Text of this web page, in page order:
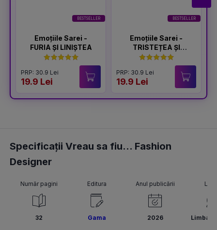
BESTSELLER
Emoțiile Sarei -
FURIA ȘI LINIȘTEA
PRP: 30.9 Lei
19.9 Lei
BESTSELLER
Emoțiile Sarei -
TRISTEȚEA ȘI
BUCURIA
PRP: 30.9 Lei
19.9 Lei
Specificații Vreau sa fiu... Fashion
Designer
Număr pagini
32
Editura
Gama
Anul publicării
2026 Limba